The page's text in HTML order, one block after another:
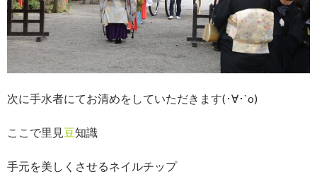
次に手水者にてお清めをしていただきます(･∀･`o)
ここで里見豆知識
手元を美しくさせるネイルチップ